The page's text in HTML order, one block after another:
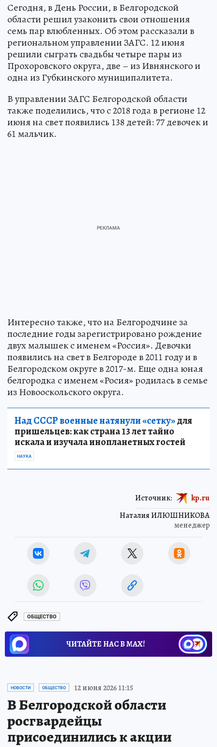
Сегодня, в День России, в Белгородской
области решил узаконить свои отношения
семь пар влюбленных. Об этом рассказали в
региональном управлении ЗАГС. 12 июня
решили сыграть свадьбы четыре пары из
Прохоровского округа, две – из Ивнянского и
одна из Губкинского муниципалитета.
В управлении ЗАГС Белгородской области
также поделились, что с 2018 года в регионе 12
июня на свет появились 138 детей: 77 девочек и
61 мальчик.
Интересно также, что на Белгородчине за
последние годы зарегистрировано рождение
двух малышек с именем «Россия». Девочки
появились на свет в Белгороде в 2011 году и в
Белгородском округе в 2017-м. Еще одна юная
белгородка с именем «Росия» родилась в семье
из Новооскольского округа.
Над СССР военные натянули «сетку»для
пришельцев: как страна 13 лет тайно
искала и изучала инопланетных гостей
НАУКА
Наталия ИЛЮШНИКОВА
менеджер
Источник: kp.ru
ОБЩЕСТВО
ЧИТАЙТЕ НАС В МАХ!
НОВОСТИ ОБЩЕСТВО 12 июня 2026 11:15
В Белгородской области
росгвардейцы
присоединились к акции